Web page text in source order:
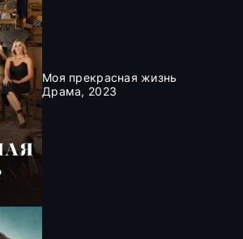
Моя прекрасная жизнь
Драма, 2023